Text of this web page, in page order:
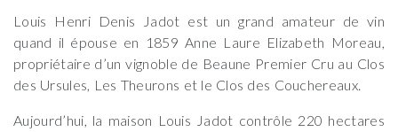
Louis Henri Denis Jadot est un grand amateur de vin
quand il épouse en 1859 Anne Laure Elizabeth Moreau,
propriétaire d’un vignoble de Beaune Premier Cru au Clos
des Ursules, Les Theurons et le Clos des Couchereaux.
Aujourd’hui, la maison Louis Jadot contrôle 220 hectares